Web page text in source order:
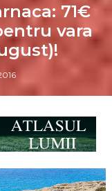
71€
vara